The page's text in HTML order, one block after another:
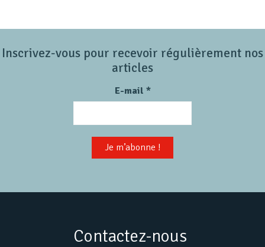
Inscrivez-vous pour recevoir régulièrement nos
articles
E-mail *
Contactez-nous